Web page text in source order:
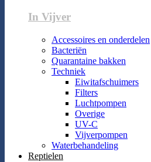
In Vijver
Accessoires en onderdelen
Bacteriën
Quarantaine bakken
Techniek
Eiwitafschuimers
Filters
Luchtpompen
Overige
UV-C
Vijverpompen
Waterbehandeling
Reptielen